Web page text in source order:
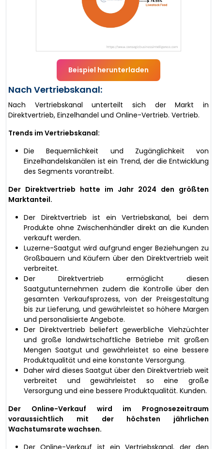
Beispiel herunterladen
Nach Vertriebskanal:
Nach Vertriebskanal unterteilt sich der Markt in
Direktvertrieb, Einzelhandel und Online-Vertrieb. Vertrieb.
Trends im Vertriebskanal:
Die Bequemlichkeit und Zugänglichkeit von
Einzelhandelskanälen ist ein Trend, der die Entwicklung
des Segments vorantreibt.
Der Direktvertrieb hatte im Jahr 2024 den größten
Marktanteil.
Der Direktvertrieb ist ein Vertriebskanal, bei dem
Produkte ohne Zwischenhändler direkt an die Kunden
verkauft werden.
Luzerne-Saatgut wird aufgrund enger Beziehungen zu
Großbauern und Käufern über den Direktvertrieb weit
verbreitet.
Der Direktvertrieb ermöglicht diesen
Saatgutunternehmen zudem die Kontrolle über den
gesamten Verkaufsprozess, von der Preisgestaltung
bis zur Lieferung, und gewährleistet so höhere Margen
und personalisierte Angebote.
Der Direktvertrieb beliefert gewerbliche Viehzüchter
und große landwirtschaftliche Betriebe mit großen
Mengen Saatgut und gewährleistet so eine bessere
Produktqualität und eine konstante Versorgung.
Daher wird dieses Saatgut über den Direktvertrieb weit
verbreitet und gewährleistet so eine große
Versorgung und eine bessere Produktqualität. Kunden.
Der Online-Verkauf wird im Prognosezeitraum
voraussichtlich mit der höchsten jährlichen
Wachstumsrate wachsen.